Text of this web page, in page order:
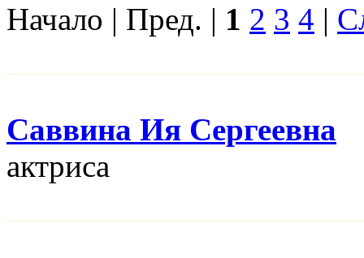
Начало | Пред. | 1 2 3 4 |
Саввина Ия Сергеевна
актриса